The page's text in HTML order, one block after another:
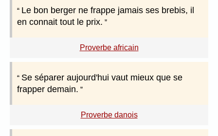
Le bon berger ne frappe jamais ses brebis, il
en connait tout le prix.
Proverbe africain
Se séparer aujourd'hui vaut mieux que se
frapper demain.
Proverbe danois